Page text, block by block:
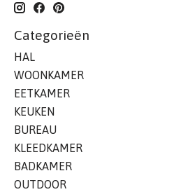
Categorieën
HAL
WOONKAMER
EETKAMER
KEUKEN
BUREAU
KLEEDKAMER
BADKAMER
OUTDOOR